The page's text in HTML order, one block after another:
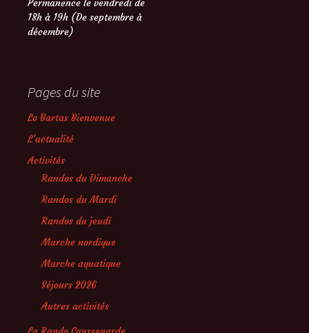
18h à 19h (De septembre à
décembre)
Pages du site
Lo Bartas Bienvenue
L’actualité
Activités
Randos du Dimanche
Randos du Mardi
Randos du jeudi
Marche nordique
Marche aquatique
Séjours 2026
Autres activités